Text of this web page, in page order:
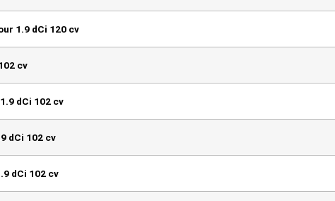
1.9 dCi 120 cv
cv
dCi 102 cv
dCi 102 cv
dCi 102 cv